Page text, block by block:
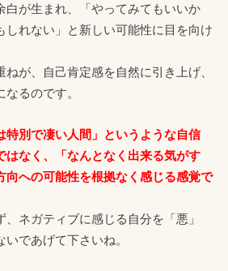
白が生まれ、「やってみてもいいか
しれない」と新しい可能性に目を向け
が、自己肯定感を自然に引き上げ、
るのです。
特別で凄い人間」というような自信
はなく、「なんとなく出来る気がす
向への可能性を根拠なく感じる感覚で
ネガティブに感じる自分を「悪」
いであげて下さいね。